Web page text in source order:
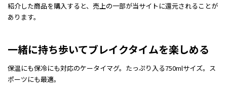
紹介した商品を購入すると、売上の一部が当サイトに還元されることが
あります。
一緒に持ち歩いてブレイクタイムを楽しめる
保温にも保冷にも対応のケータイマグ。たっぷり入る750mlサイズ。ス
ポーツにも最適。